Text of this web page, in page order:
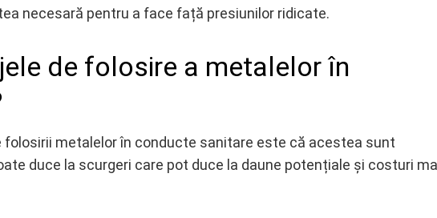
necesară pentru a face față presiunilor ridicate.
de folosire a metalelor în
folosirii metalelor în conducte sanitare este că acestea sunt
duce la scurgeri care pot duce la daune potențiale și costuri